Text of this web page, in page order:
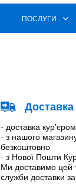
ПОСЛУГИ
Доставка
- доставка кур'єром
- з нашого
безкоштовно
- з Нової Пошти
Ми доставимо цей
служби доставки